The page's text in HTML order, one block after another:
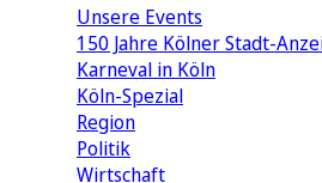
Unsere Events
150 Jahre Kölner Stadt-
Karneval in Köln
Köln-Spezial
Region
Politik
Wirtschaft